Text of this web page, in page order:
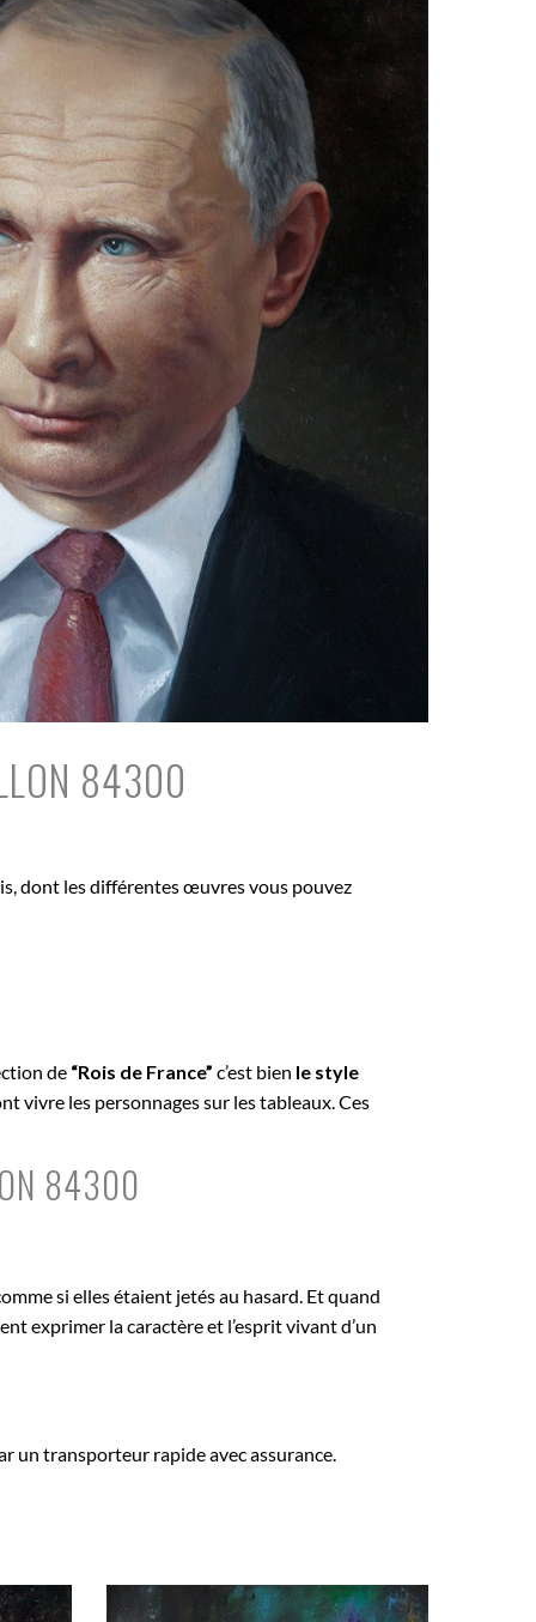
84300
dont les différentes œuvres vous pouvez
de “Rois de France” c’est bien le style
vivre les personnages sur les tableaux. Ces
84300
si elles étaient jetés au hasard. Et quand
exprimer la caractère et l’esprit vivant d’un
un transporteur rapide avec assurance.